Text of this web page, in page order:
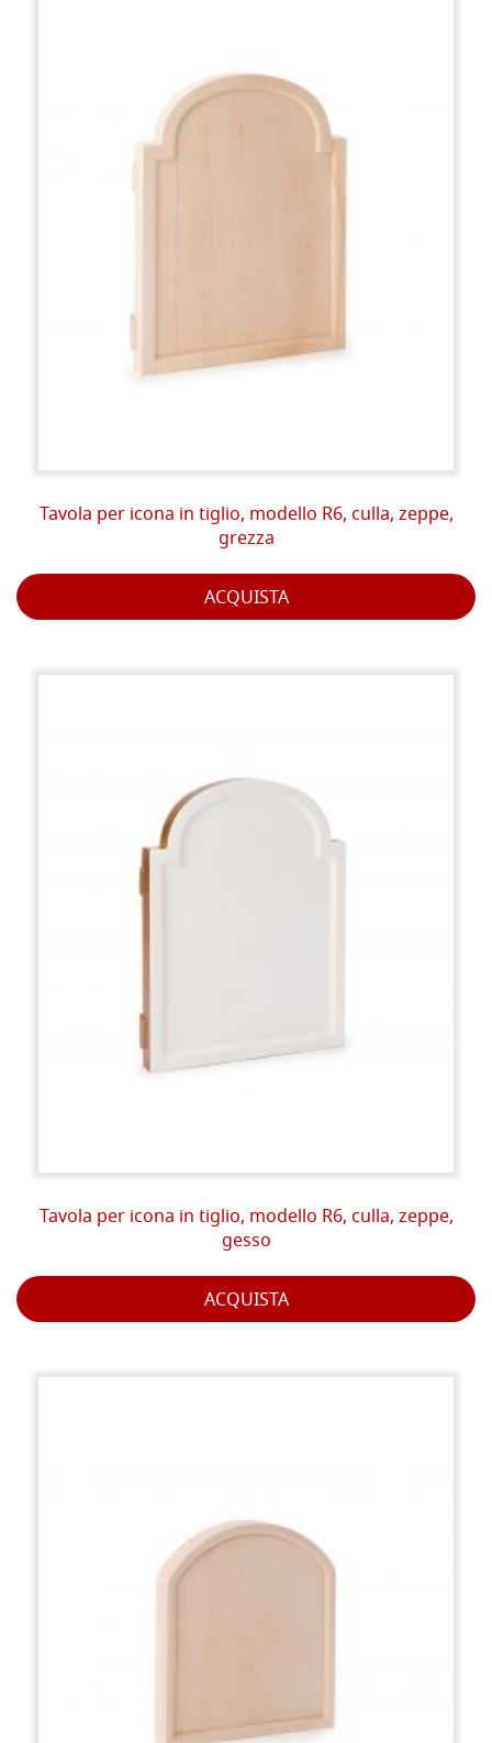
Tavola per icona in tiglio, modello R6, culla, zeppe,
grezza
ACQUISTA
Tavola per icona in tiglio, modello R6, culla, zeppe,
gesso
ACQUISTA